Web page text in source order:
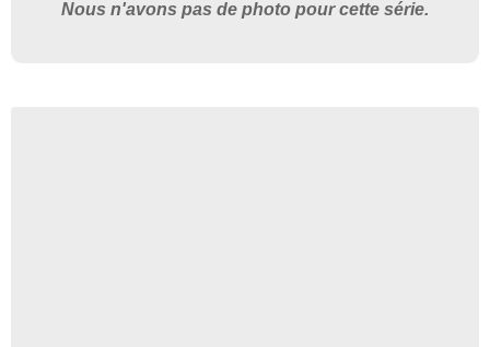
Nous n'avons pas de photo pour cette série.